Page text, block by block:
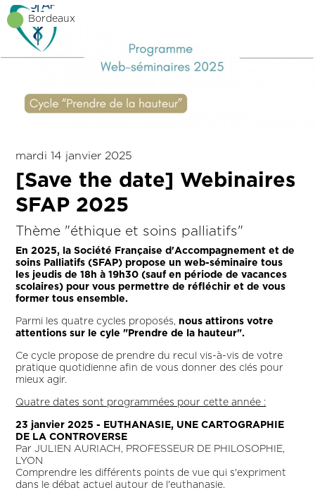
Bordeaux
mardi 14 janvier 2025
[Save the date] Webinaires
SFAP 2025
Thème "éthique et soins palliatifs"
En 2025, la Société Française d'Accompagnement et de
soins Palliatifs (SFAP) propose un web-séminaire tous
les jeudis de 18h à 19h30 (sauf en période de vacances
scolaires) pour vous permettre de réfléchir et de vous
former tous ensemble.
Parmi les quatre cycles proposés, nous attirons votre
attentions sur le cyle "Prendre de la hauteur".
Ce cycle propose de prendre du recul vis-à-vis de votre
pratique quotidienne afin de vous donner des clés pour
mieux agir.
Quatre dates sont programmées pour cette année :
23 janvier 2025 - EUTHANASIE, UNE CARTOGRAPHIE
DE LA CONTROVERSE
Par JULIEN AURIACH, PROFESSEUR DE PHILOSOPHIE,
LYON
Comprendre les différents points de vue qui s'expriment
dans le débat actuel autour de l'euthanasie.